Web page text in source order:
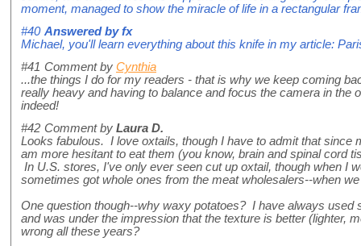
moment, managed to show the miracle of life in a rectangular
#40 Answered byfx
Michael, you'll learn everything about this knife in my article:
#41 Comment by Cynthia
...the things I do for my readers - that is why we keep coming
really heavy and having to balance and focus the camera in the
indeed!
#42 Comment by Laura D.
Looks fabulous. I love oxtails, though I have to admit that since
am more hesitant to eat them (you know, brain and spinal cord
In U.S. stores, I've only ever seen cut up oxtail, though when I
sometimes got whole ones from the meat wholesalers--when
One question though--why waxy potatoes? I have always used
and was under the impression that the texture is better (lighter,
wrong all these years?